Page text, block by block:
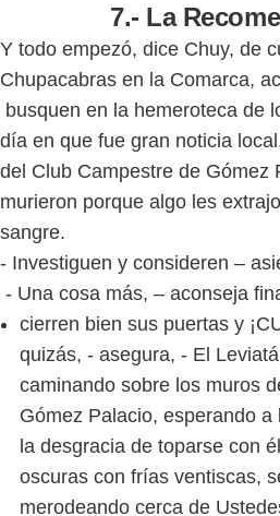
7.- La
Y todo empezó, dice Chuy, de
Chupacabras en la Comarca,
busquen en la hemeroteca de
día en que fue gran noticia
del Club Campestre de Gómez
murieron porque algo les
sangre.
- Investiguen y consideren –
- Una cosa más, – aconseja
cierren bien sus puertas y
quizás, - asegura, - El
caminando sobre los muros
Gómez Palacio, esperando
la desgracia de toparse con
oscuras con frías ventiscas,
merodeando cerca de